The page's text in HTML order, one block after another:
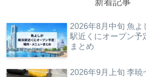
新着記事
2026年8月中旬 魚
駅近くにオープン予
まとめ
2026年9月上旬 李暁